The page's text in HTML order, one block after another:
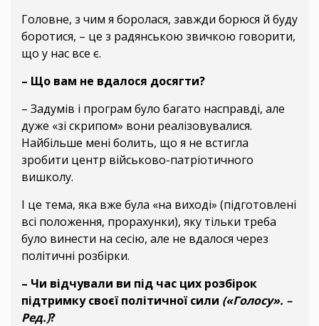
Головне, з чим я боролася, завжди борюся й буду
боротися, – це з радянською звичкою говорити,
що у нас все є.
– Що вам не вдалося досягти?
– Задумів і програм було багато насправді, але
дуже «зі скрипом» вони реалізовувалися.
Найбільше мені болить, що я не встигла
зробити центр військово-патріотичного
вишколу.
І це тема, яка вже була «на виході» (підготовлені
всі положення, прорахунки), яку тільки треба
було винести на сесію, але не вдалося через
політичні розбірки.
– Чи відчували ви під час цих розбірок
підтримку своєї політичної сили («Голосу». –
Ред.)?